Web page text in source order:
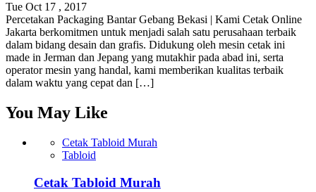
Tue Oct 17 , 2017
Percetakan Packaging Bantar Gebang Bekasi | Kami Cetak Online
Jakarta berkomitmen untuk menjadi salah satu perusahaan terbaik
dalam bidang desain dan grafis. Didukung oleh mesin cetak ini
made in Jerman dan Jepang yang mutakhir pada abad ini, serta
operator mesin yang handal, kami memberikan kualitas terbaik
dalam waktu yang cepat dan […]
You May Like
Cetak Tabloid Murah
Tabloid
Cetak Tabloid Murah